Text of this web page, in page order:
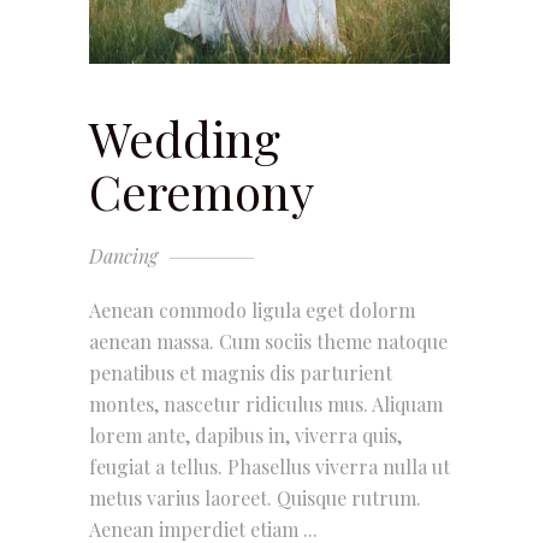
Wedding
Ceremony
Dancing
Aenean commodo ligula eget dolorm
aenean massa. Cum sociis theme natoque
penatibus et magnis dis parturient
montes, nascetur ridiculus mus. Aliquam
lorem ante, dapibus in, viverra quis,
feugiat a tellus. Phasellus viverra nulla ut
metus varius laoreet. Quisque rutrum.
Aenean imperdiet etiam